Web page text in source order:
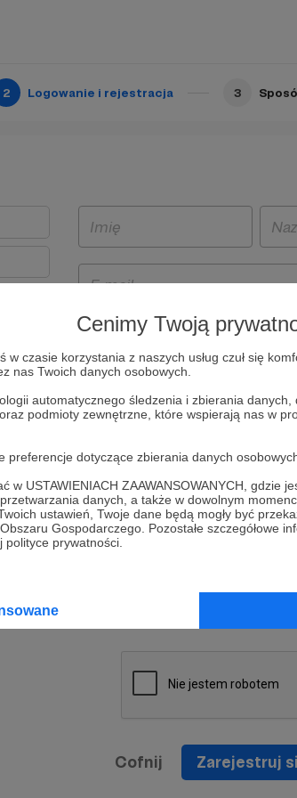
Cenimy Twoją
w czasie korzystania z naszych usług czuł się
nas Twoich danych osobowych.
automatycznego śledzenia i zbierania
podmioty zewnętrzne, które wspierają nas w
dotyczące zbierania danych
w USTAWIENIACH ZAAWANSOWANYCH, gdzie
danych, a także w dowolnym
ustawień, Twoje dane będą mogły być
Gospodarczego. Pozostałe szczegółowe
prywatności.
2 Logowanie i rejestracja 3
i
będą
z
prawo
na
Politykę Prywatności
* Wyrażam zgodę na
osobowych podanych w
prawidłowego świadczenia usług
informacji handlowych -
Cofnij Zarejestruj